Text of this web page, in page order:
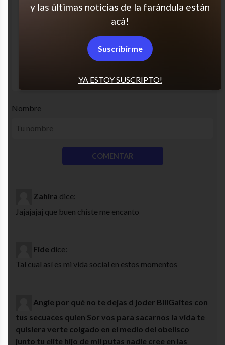
Nombre
Zahira dice:
Jajajajaj que buen chiste me encanto
Fide dice:
Tal cual así es mi vida social en estos momentos
Angie por qué no te dejas d joder BillGaites con
tus secuaces quien Sor vos para sacarnos la vida te
quisiera verte colgado en el medio del obelisco
junto tu elite hijo de mil putas nadie cree en las
YA ESTOY SUSCRIPTO!
y las últimas noticias de la farándula están
acá!
Suscribirme